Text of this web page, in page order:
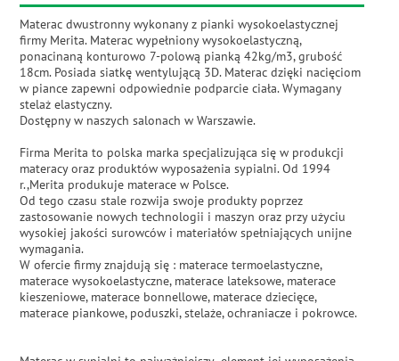
Materac dwustronny wykonany z pianki wysokoelastycznej
firmy Merita. Materac wypełniony wysokoelastyczną,
ponacinaną konturowo 7-polową pianką 42kg/m3, grubość
18cm. Posiada siatkę wentylującą 3D. Materac dzięki nacięciom
w piance zapewni odpowiednie podparcie ciała. Wymagany
stelaż elastyczny.
Dostępny w naszych salonach w Warszawie.
Firma Merita to polska marka specjalizująca się w produkcji
materacy oraz produktów wyposażenia sypialni. Od 1994
r.,Merita produkuje materace w Polsce.
Od tego czasu stale rozwija swoje produkty poprzez
zastosowanie nowych technologii i maszyn oraz przy użyciu
wysokiej jakości surowców i materiałów spełniających unijne
wymagania.
W ofercie firmy znajdują się : materace termoelastyczne,
materace wysokoelastyczne, materace lateksowe, materace
kieszeniowe, materace bonnellowe, materace dziecięce,
materace piankowe, poduszki, stelaże, ochraniacze i pokrowce.